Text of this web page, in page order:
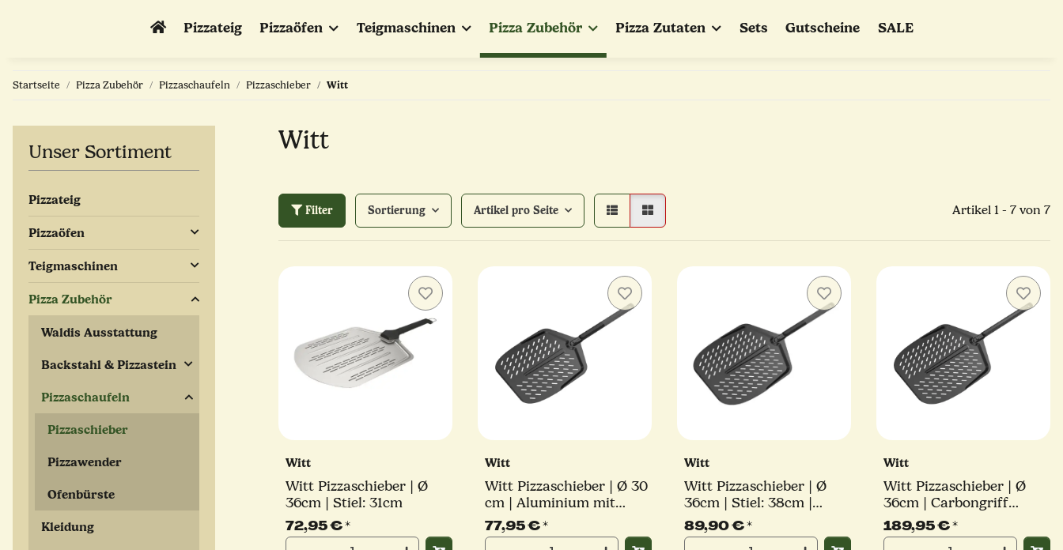
Pizzateig Pizzaöfen Teigmaschinen Pizza Zubehör Pizza Zutaten Sets Gutscheine SALE
Startseite Pizza Zubehör Pizzaschaufeln Pizzaschieber Witt
Witt
Filter Sortierung Artikel pro Seite Artikel 1 - 7 von 7
Witt
Witt Pizzaschieber | Ø
36cm | Stiel: 31cm
72,95 €*
Witt
Witt Pizzaschieber | Ø 30
cm | Aluminium mit
abnehmbarem Softgriff
77,95 €*
Witt
Witt Pizzaschieber | Ø
36cm | Stiel: 38cm |
Black Edition
89,90 €*
Witt
Witt Pizzaschieber | Ø
36cm | Carbongriff
abnehmbar | Aluminium
Black Edition
189,95 €*
Unser Sortiment
Pizzateig
Pizzaöfen
Teigmaschinen
Pizza Zubehör
Waldis Ausstattung
Backstahl & Pizzastein
Pizzaschaufeln
Pizzaschieber
Pizzawender
Ofenbürste
Kleidung